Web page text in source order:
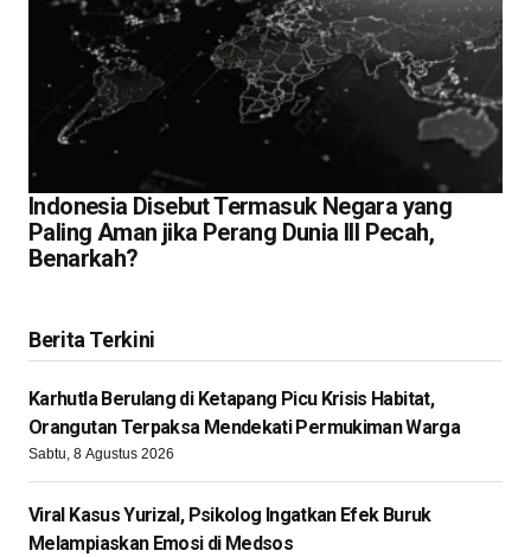
Indonesia Disebut Termasuk Negara yang
Paling Aman jika Perang Dunia III Pecah,
Benarkah?
Berita Terkini
Karhutla Berulang di Ketapang Picu Krisis Habitat,
Orangutan Terpaksa Mendekati Permukiman Warga
Sabtu, 8 Agustus 2026
Viral Kasus Yurizal, Psikolog Ingatkan Efek Buruk
Melampiaskan Emosi di Medsos